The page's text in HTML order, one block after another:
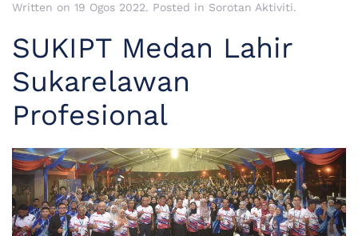
Written on 19 Ogos 2022. Posted in Sorotan Aktiviti.
SUKIPT Medan Lahir
Sukarelawan
Profesional